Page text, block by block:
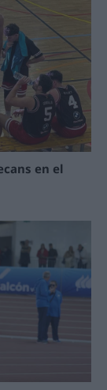
en el